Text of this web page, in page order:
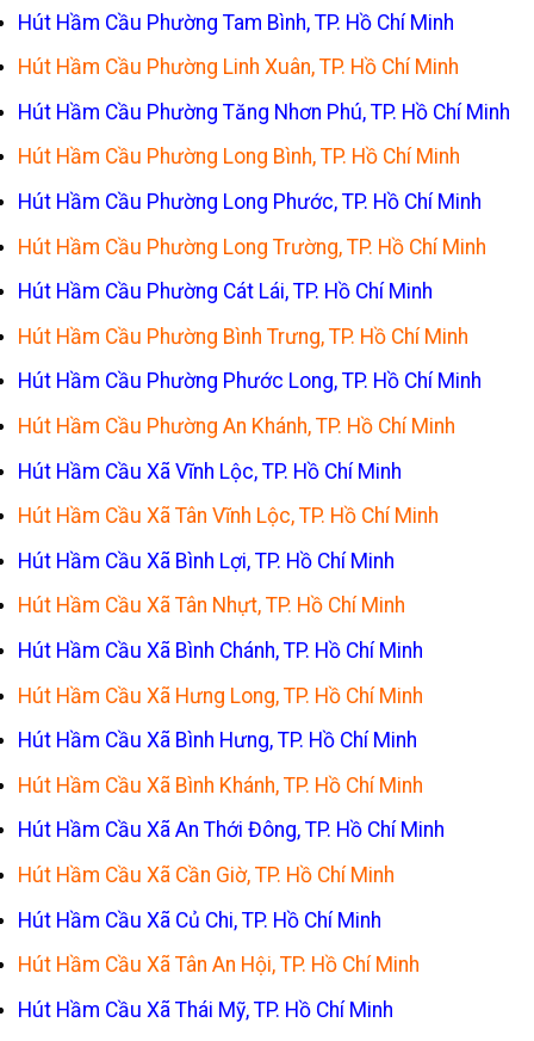
Hút Hầm Cầu Phường Tam Bình, TP. Hồ Chí Minh
Hút Hầm Cầu Phường Linh Xuân, TP. Hồ Chí Minh
Hút Hầm Cầu Phường Tăng Nhơn Phú, TP. Hồ Chí Minh
Hút Hầm Cầu Phường Long Bình, TP. Hồ Chí Minh
Hút Hầm Cầu Phường Long Phước, TP. Hồ Chí Minh
Hút Hầm Cầu Phường Long Trường, TP. Hồ Chí Minh
Hút Hầm Cầu Phường Cát Lái, TP. Hồ Chí Minh
Hút Hầm Cầu Phường Bình Trưng, TP. Hồ Chí Minh
Hút Hầm Cầu Phường Phước Long, TP. Hồ Chí Minh
Hút Hầm Cầu Phường An Khánh, TP. Hồ Chí Minh
Hút Hầm Cầu Xã Vĩnh Lộc, TP. Hồ Chí Minh
Hút Hầm Cầu Xã Tân Vĩnh Lộc, TP. Hồ Chí Minh
Hút Hầm Cầu Xã Bình Lợi, TP. Hồ Chí Minh
Hút Hầm Cầu Xã Tân Nhựt, TP. Hồ Chí Minh
Hút Hầm Cầu Xã Bình Chánh, TP. Hồ Chí Minh
Hút Hầm Cầu Xã Hưng Long, TP. Hồ Chí Minh
Hút Hầm Cầu Xã Bình Hưng, TP. Hồ Chí Minh
Hút Hầm Cầu Xã Bình Khánh, TP. Hồ Chí Minh
Hút Hầm Cầu Xã An Thới Đông, TP. Hồ Chí Minh
Hút Hầm Cầu Xã Cần Giờ, TP. Hồ Chí Minh
Hút Hầm Cầu Xã Củ Chi, TP. Hồ Chí Minh
Hút Hầm Cầu Xã Tân An Hội, TP. Hồ Chí Minh
Hút Hầm Cầu Xã Thái Mỹ, TP. Hồ Chí Minh